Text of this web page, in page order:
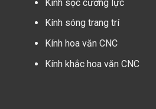
Kính sọc cường lực
Kính sóng trang trí
Kính hoa văn CNC
Kính khắc hoa văn CNC